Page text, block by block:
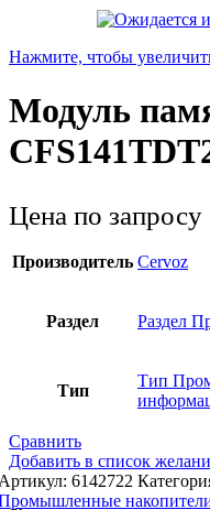
Нажмите, чтобы
Модуль
Цена по запросу
Производитель Cervoz
Раздел Раздел
Тип
Тип
Сравнить
Добавить в список
6142722